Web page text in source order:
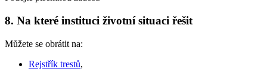
8. Na které instituci životní situaci řešit
Můžete se obrátit na:
Rejstřík trestů,